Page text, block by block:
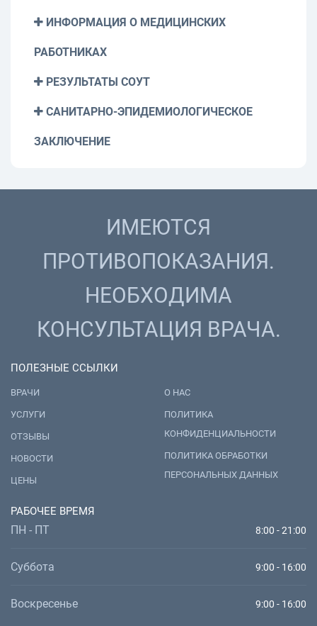
ИНФОРМАЦИЯ О МЕДИЦИНСКИХ
РАБОТНИКАХ
РЕЗУЛЬТАТЫ СОУТ
САНИТАРНО-ЭПИДЕМИОЛОГИЧЕСКОЕ
ЗАКЛЮЧЕНИЕ
ИМЕЮТСЯ
ПРОТИВОПОКАЗАНИЯ.
НЕОБХОДИМА
КОНСУЛЬТАЦИЯ ВРАЧА.
ПОЛЕЗНЫЕ ССЫЛКИ
ВРАЧИ
УСЛУГИ
ОТЗЫВЫ
НОВОСТИ
ЦЕНЫ
О НАС
ПОЛИТИКА
КОНФИДЕНЦИАЛЬНОСТИ
ПОЛИТИКА ОБРАБОТКИ
ПЕРСОНАЛЬНЫХ ДАННЫХ
РАБОЧЕЕ ВРЕМЯ
ПН - ПТ 8:00 - 21:00
Суббота 9:00 - 16:00
Воскресенье 9:00 - 16:00